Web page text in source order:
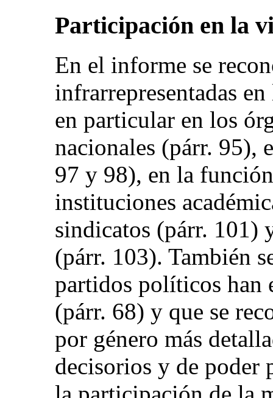
Participación en la
En el informe se
infrarrepresentadas
en particular en los
nacionales (párr. 95),
97 y 98), en la
instituciones
sindicatos (párr. 101)
(párr. 103). También
partidos políticos han
(párr. 68) y que se
por género más
decisorios y de poder